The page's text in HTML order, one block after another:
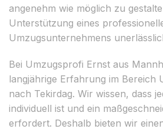
angenehm wie möglich zu
Unterstützung eines
Umzugsunternehmens
Bei Umzugsprofi Ernst aus
langjährige Erfahrung im Bereich
nach Tekirdag. Wir wissen, dass
individuell ist und ein
erfordert. Deshalb bieten wir